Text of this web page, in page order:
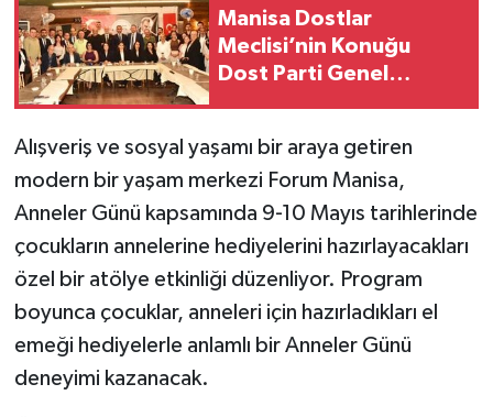
Manisa Dostlar
Meclisi’nin Konuğu
Dost Parti Genel
Alışveriş ve sosyal yaşamı bir araya getiren
modern bir yaşam merkezi Forum Manisa,
Anneler Günü kapsamında 9-10 Mayıs tarihlerinde
çocukların annelerine hediyelerini hazırlayacakları
özel bir atölye etkinliği düzenliyor. Program
boyunca çocuklar, anneleri için hazırladıkları el
emeği hediyelerle anlamlı bir Anneler Günü
deneyimi kazanacak.